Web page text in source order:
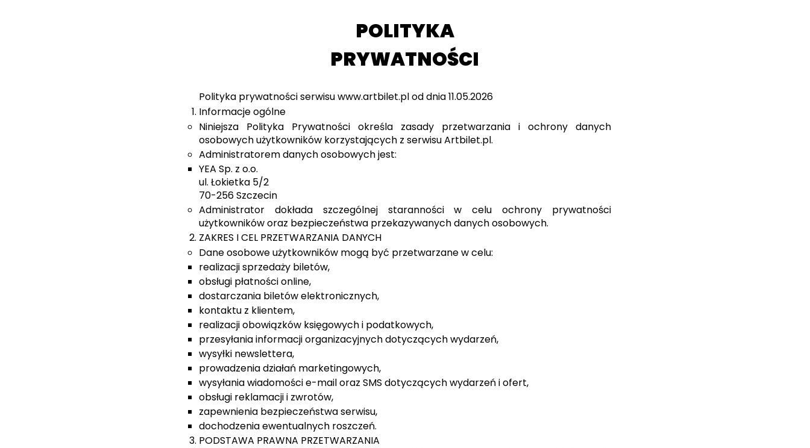
POLITYKA
PRYWATNOŚCI
Polityka prywatności serwisuwww.artbilet.plod dnia 11.05.2026
Informacje ogólne
Niniejsza Polityka Prywatności określa zasady przetwarzania i ochrony danych
osobowych użytkowników korzystających z serwisu Artbilet.pl.
Administratorem danych osobowych jest:
YEA Sp. z o.o.
ul. Łokietka 5/2
70-256 Szczecin
Administrator dokłada szczególnej staranności w celu ochrony prywatności
użytkowników oraz bezpieczeństwa przekazywanych danych osobowych.
ZAKRES I CEL PRZETWARZANIA DANYCH
Dane osobowe użytkowników mogą być przetwarzane w celu:
realizacji sprzedaży biletów,
obsługi płatności online,
dostarczania biletów elektronicznych,
kontaktu z klientem,
realizacji obowiązków księgowych i podatkowych,
przesyłania informacji organizacyjnych dotyczących wydarzeń,
wysyłki newslettera,
prowadzenia działań marketingowych,
wysyłania wiadomości e-mail oraz SMS dotyczących wydarzeń i ofert,
obsługi reklamacji i zwrotów,
zapewnienia bezpieczeństwa serwisu,
dochodzenia ewentualnych roszczeń.
PODSTAWA PRAWNA PRZETWARZANIA